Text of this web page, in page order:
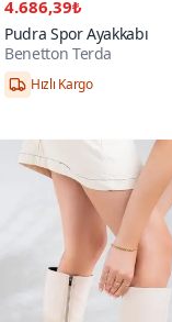
4.686,39₺
Pudra Spor Ayakkabı
Benetton Terda
Hızlı Kargo